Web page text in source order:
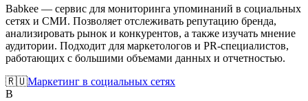
Babkee — сервис для мониторинга упоминаний в социальных
сетях и СМИ. Позволяет отслеживать репутацию бренда,
анализировать рынок и конкурентов, а также изучать мнение
аудитории. Подходит для маркетологов и PR-специалистов,
работающих с большими объемами данных и отчетностью.
🇷🇺Маркетинг в социальных сетях
B